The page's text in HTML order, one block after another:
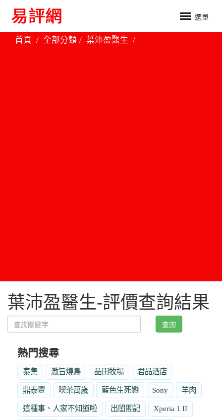
選單
首頁 全部分類 葉沛盈醫生
葉沛盈醫生-評價查詢結果
查詢
熱門搜尋
泰集 激旨燒鳥 品田牧場 君品酒店
鼎泰豐 喫茶萬歲 藍色生死戀 Sony 羊肉
這種事、人家不知道啦 出閨閣記 Xperia 1 II